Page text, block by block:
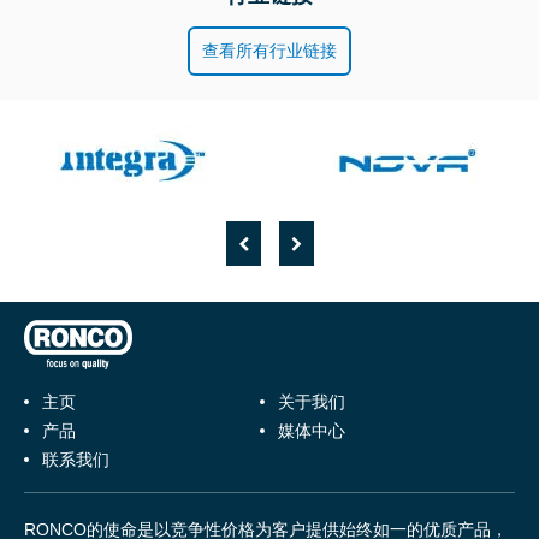
查看所有行业链接
主页
关于我们
产品
媒体中心
联系我们
RONCO的使命是以竞争性价格为客户提供始终如一的优质产品，